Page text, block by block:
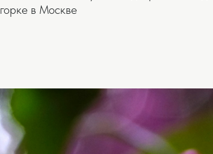
горке в Москве